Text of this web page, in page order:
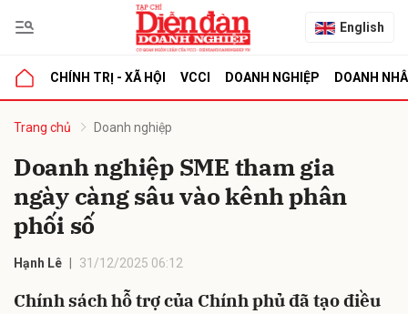
English
CHÍNH TRỊ - XÃ HỘI VCCI DOANH NGHIỆP DOANH
Trang chủ Doanh nghiệp
Doanh nghiệp SME tham gia
ngày càng sâu vào kênh phân
phối số
Hạnh Lê 31/12/2025 06:12
Chính sách hỗ trợ của Chính phủ đã tạo điều
luận
Hủy